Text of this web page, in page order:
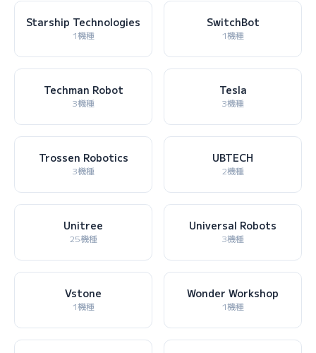
Starship Technologies
1機種
SwitchBot
1機種
Techman Robot
3機種
Tesla
3機種
Trossen Robotics
3機種
UBTECH
2機種
Unitree
25機種
Universal Robots
3機種
Vstone
1機種
Wonder Workshop
1機種